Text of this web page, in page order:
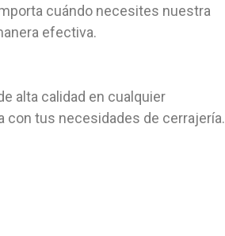
cuándo necesites nuestra
efectiva.
alta calidad en cualquier
con tus necesidades de cerrajería.